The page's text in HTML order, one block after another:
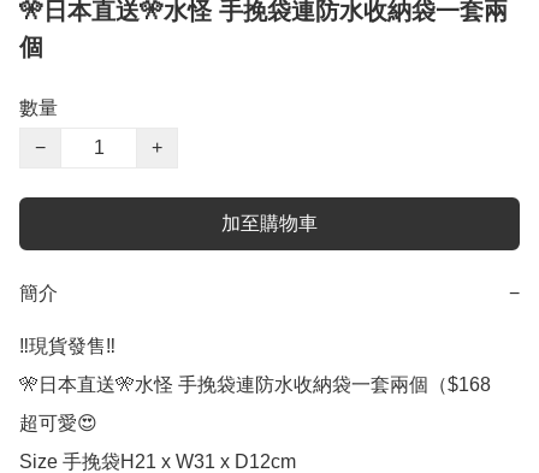
🎌日本直送🎌水怪 手挽袋連防水收納袋一套兩
個
數量
−
+
加至購物車
簡介 −
‼️現貨發售‼️
🎌日本直送🎌水怪 手挽袋連防水收納袋一套兩個（$168
超可愛😍
Size 手挽袋H21 x W31 x D12cm